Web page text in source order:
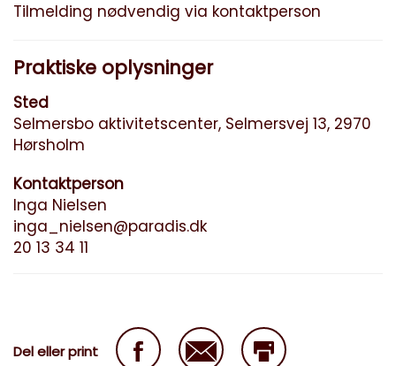
Tilmelding nødvendig via kontaktperson
Praktiske oplysninger
Sted
Selmersbo aktivitetscenter, Selmersvej 13, 2970
Hørsholm
Kontaktperson
Inga Nielsen
inga_nielsen@paradis.dk
‭‭20 13 34 11‬
Del eller print